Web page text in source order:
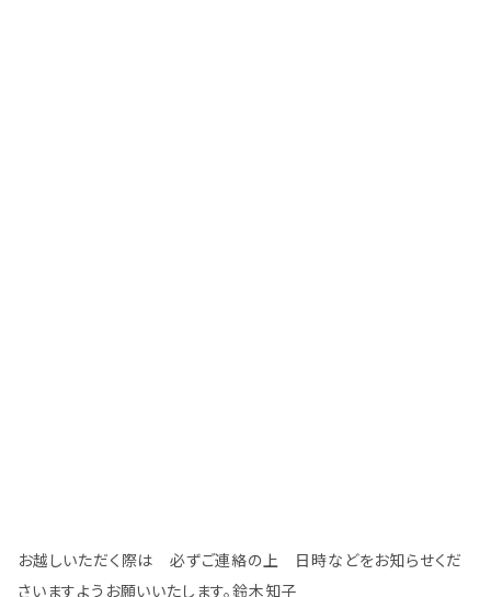
お越しいただく際は 必ずご連絡の上 日時などをお知らせくだ
さいますようお願いいたします。鈴木知子